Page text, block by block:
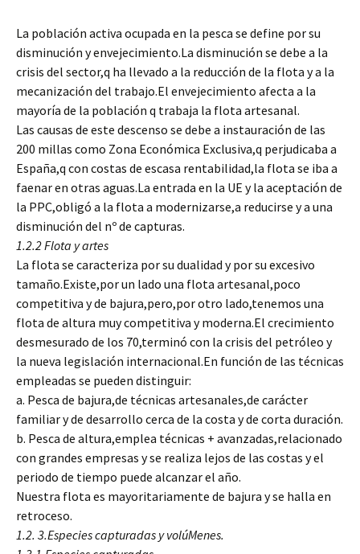
La población activa ocupada en la pesca se define por su
disminución y envejecimiento.La disminución se debe a la
crisis del sector,q ha llevado a la reducción de la flota y a la
mecanización del trabajo.El envejecimiento afecta a la
mayoría de la población q trabaja la flota artesanal.
Las causas de este descenso se debe a instauración de las
200 millas como Zona Económica Exclusiva,q perjudicaba a
España,q con costas de escasa rentabilidad,la flota se iba a
faenar en otras aguas.La entrada en la UE y la aceptación de
la PPC,obligó a la flota a modernizarse,a reducirse y a una
disminución del nº de capturas.
1.2.2 Flota y artes
La flota se caracteriza por su dualidad y por su excesivo
tamaño.Existe,por un lado una flota artesanal,poco
competitiva y de bajura,pero,por otro lado,tenemos una
flota de altura muy competitiva y moderna.El crecimiento
desmesurado de los 70,terminó con la crisis del petróleo y
la nueva legislación internacional.En función de las técnicas
empleadas se pueden distinguir:
a. Pesca de bajura,de técnicas artesanales,de carácter
familiar y de desarrollo cerca de la costa y de corta duración.
b. Pesca de altura,emplea técnicas + avanzadas,relacionado
con grandes empresas y se realiza lejos de las costas y el
periodo de tiempo puede alcanzar el año.
Nuestra flota es mayoritariamente de bajura y se halla en
retroceso.
1.2. 3.Especies capturadas y volúMenes.